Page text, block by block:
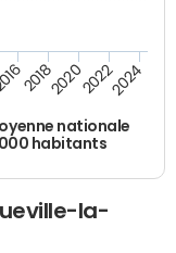
nationale
000 habitants
2018202020222024
la-